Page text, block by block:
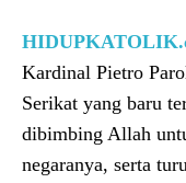
Kardinal Pietro
Serikat yang baru
dibimbing Allah
negaranya, serta